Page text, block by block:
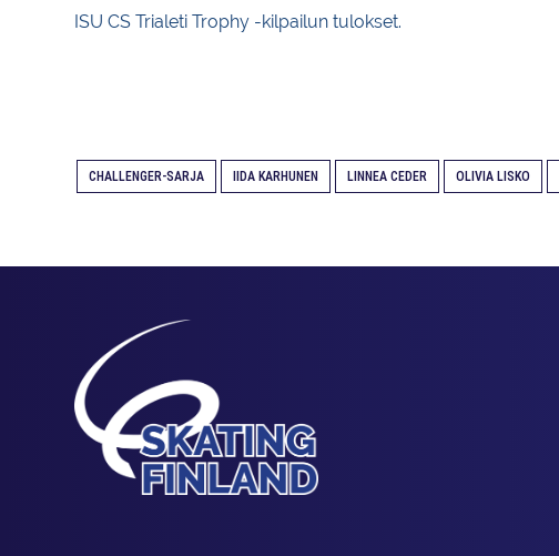
ISU CS Trialeti Trophy -kilpailun tulokset.
CHALLENGER-SARJA IIDA KARHUNEN LINNEA CEDER OLIVIA LISKO